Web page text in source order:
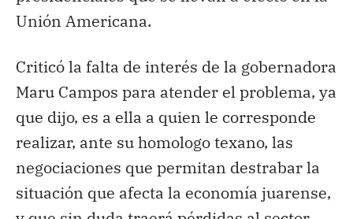
Unión Americana.
Criticó la falta de interés de la gobernadora
Maru Campos para atender el problema, ya
que dijo, es a ella a quien le corresponde
realizar, ante su homologo texano, las
negociaciones que permitan destrabar la
situación que afecta la economía juarense,